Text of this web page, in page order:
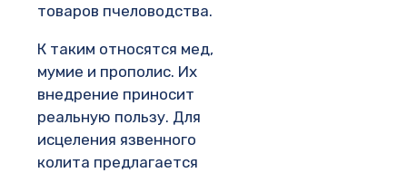
товаров пчеловодства.
К таким относятся мед,
мумие и прополис. Их
внедрение приносит
реальную пользу. Для
исцеления язвенного
колита предлагается